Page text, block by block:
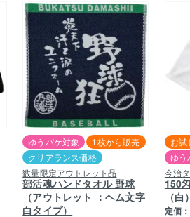
ゆうパケ対象
1枚から販売
クリアランス価格
数量限定アウトレット品
部活魂ハンドタオル 野球
（アウトレット ：ヘム文字
白タイプ）
お
ゆう
今治
150
（
定価：